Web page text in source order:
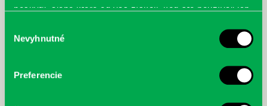
poskytli, alebo ktoré od vás získali, keď ste používali ich
súhlasu
Nevyhnutné
Preferencie
McGrath, Andy: Tadej Pogačar:
cyklistu modernej doby:
nezastaviteľný